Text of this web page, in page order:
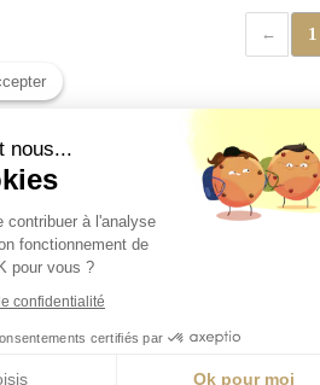
1
nous...
contribuer à l'analyse
fonctionnement de
pour vous ?
confidentialité
certifiés par
Ok pour moi